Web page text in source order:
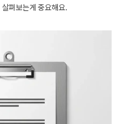
펴보는게 중요해요.